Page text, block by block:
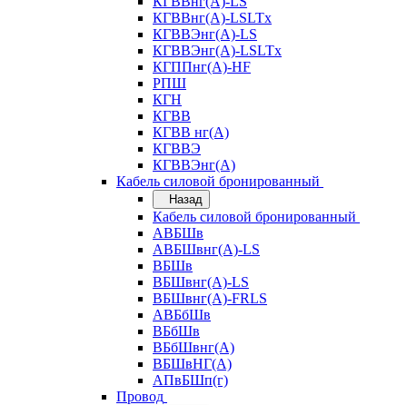
КГВВнг(А)-LSLTx
КГВВЭнг(А)-LS
КГВВЭнг(А)-LSLTx
КГППнг(А)-HF
РПШ
КГН
КГВВ
КГВВ нг(А)
КГВВЭ
КГВВЭнг(А)
Кабель силовой бронированный
Назад
Кабель силовой бронированный
АВБШв
АВБШвнг(А)-LS
ВБШв
ВБШвнг(А)-LS
ВБШвнг(А)-FRLS
АВБбШв
ВБбШв
ВБбШвнг(А)
ВБШвНГ(А)
АПвБШп(г)
Провод